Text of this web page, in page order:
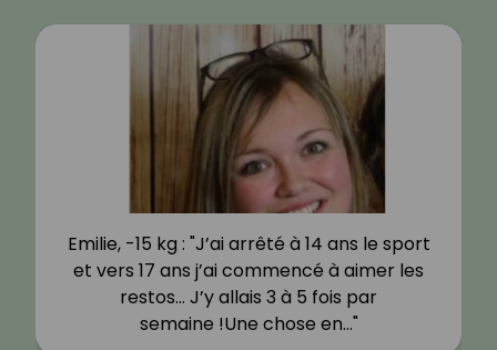
Emilie, -15 kg : "J’ai arrêté à 14 ans le sport
et vers 17 ans j’ai commencé à aimer les
restos… J’y allais 3 à 5 fois par
semaine !Une chose en…"